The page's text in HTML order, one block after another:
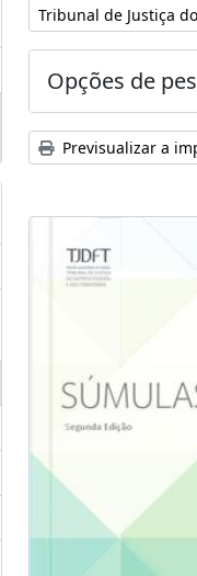
Remover filtro:
Tribunal de Justiça
Opções de
Previsualizar a